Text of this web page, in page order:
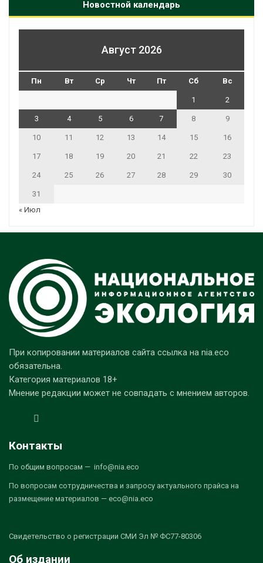
Новостной календарь
Август 2026
Пн Вт Ср Чт Пт Сб Вс
1 2
3 4 5 6 7 8 9
10 11 12 13 14 15 16
17 18 19 20 21 22 23
24 25 26 27 28 29 30
31
« Июл
При копировании материалов сайта ссылка на nia.eco
обязательна.
Категория материалов 18+
Мнение редакции может не совпадать с мнением авторов.
Контакты
По общим вопросам — info@nia.eco
По вопросам сотрудничества и запросу актуального прайса на
размещение материалов — eco@nia.eco
Свидетельство о регистрации СМИ Эл № ФС77-80306
Об издании